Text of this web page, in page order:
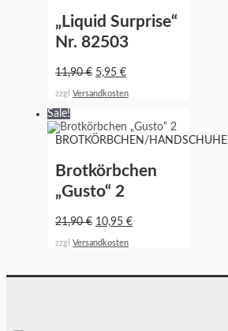
„Liquid Surprise“
Nr. 82503
11,90€ 5,95 €
zzgl Versandkosten
Sale!
BROTKÖRBCHEN/HANDSCHUHE
Brotkörbchen
„Gusto“ 2
21,90€ 10,95 €
zzgl Versandkosten